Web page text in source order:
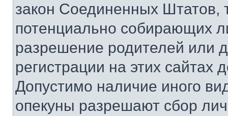
закон Соединенных Штатов,
потенциально собирающих
разрешение родителей или
регистрации на этих сайтах
Допустимо наличие иного
опекуны разрешают сбор